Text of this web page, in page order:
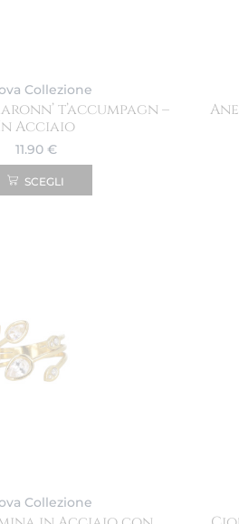
Collezione
t’accumpagn –
Acciaio
11.90 €
SCEGLI
Collezione